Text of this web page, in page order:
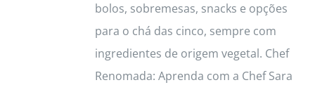
bolos, sobremesas, snacks e opções
para o chá das cinco, sempre com
ingredientes de origem vegetal. Chef
Renomada: Aprenda com a Chef Sara